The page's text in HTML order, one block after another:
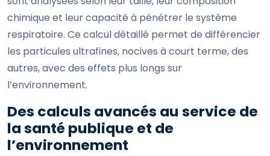
chimique et leur capacité à pénétrer le système
respiratoire. Ce calcul détaillé permet de différencier
les particules ultrafines, nocives à court terme, des
autres, avec des effets plus longs sur
l’environnement.
Des calculs avancés au service de
la santé publique et de
l’environnement